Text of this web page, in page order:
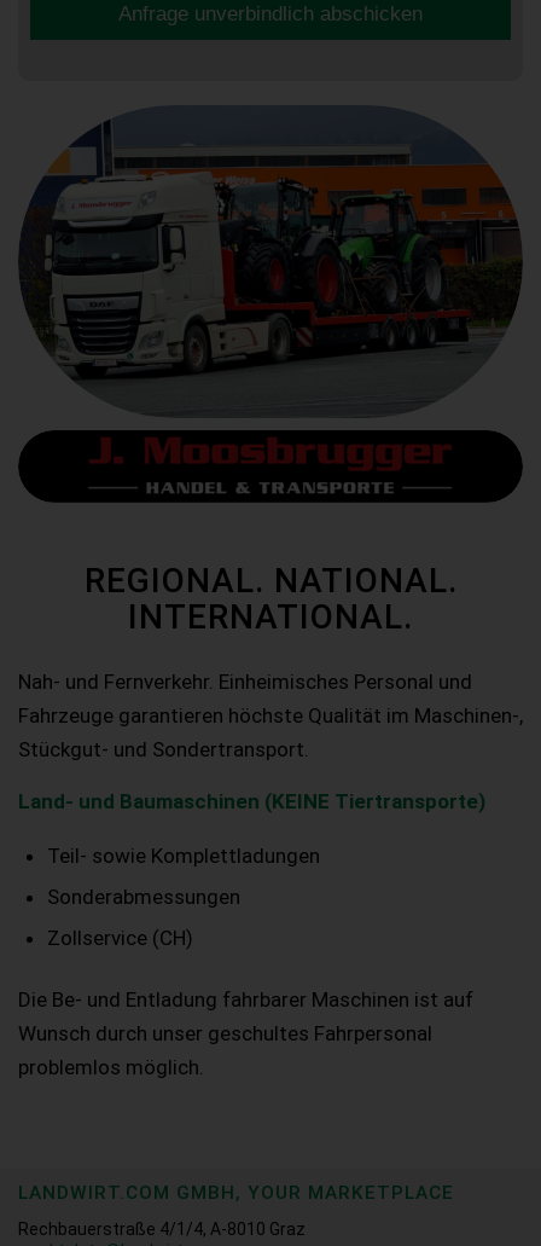
Anfrage unverbindlich abschicken
REGIONAL. NATIONAL.
INTERNATIONAL.
Nah- und Fernverkehr. Einheimisches Personal und
Fahrzeuge garantieren höchste Qualität im Maschinen-,
Stückgut- und Sondertransport.
Land- und Baumaschinen (KEINE Tiertransporte)
Teil- sowie Komplettladungen
Sonderabmessungen
Zollservice (CH)
Die Be- und Entladung fahrbarer Maschinen ist auf
Wunsch durch unser geschultes Fahrpersonal
problemlos möglich.
LANDWIRT.COM GMBH, YOUR MARKETPLACE
Rechbauerstraße 4/1/4, A-8010 Graz